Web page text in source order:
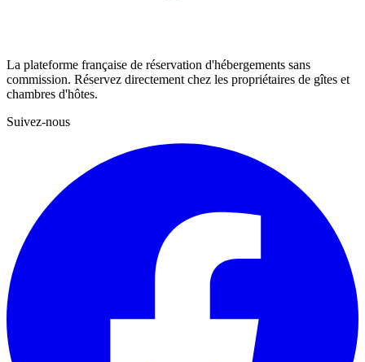
La plateforme française de réservation d'hébergements sans
commission. Réservez directement chez les propriétaires de gîtes et
chambres d'hôtes.
Suivez-nous